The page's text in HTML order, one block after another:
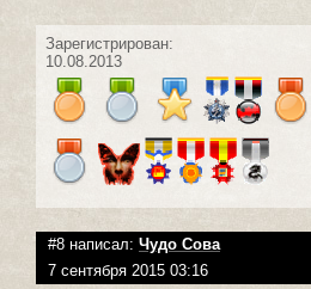
Зарегистрирован:
10.08.2013
#8 написал: Чудо Сова
7 сентября 2015 03:16